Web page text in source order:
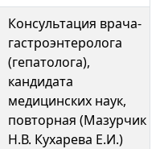
Консультация врача-
гастроэнтеролога
(гепатолога),
кандидата
медицинских наук,
повторная (Мазурчик
Н.В. Кухарева Е.И.)